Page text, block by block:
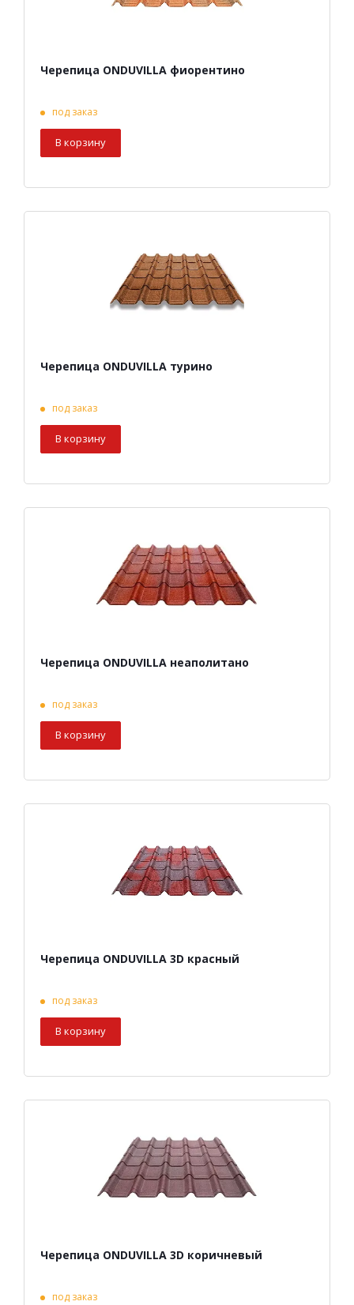
Черепица ONDUVILLA фиорентино
под заказ
В корзину
Черепица ONDUVILLA турино
под заказ
В корзину
Черепица ONDUVILLA неаполитано
под заказ
В корзину
Черепица ONDUVILLA 3D красный
под заказ
В корзину
Черепица ONDUVILLA 3D коричневый
под заказ